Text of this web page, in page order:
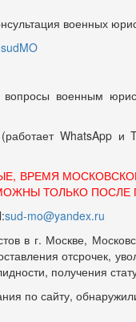
военных
вопросы военным
WhatsApp и
ВРЕМЯ
ТОЛЬКО ПОСЛЕ
sud-mo@yandex.ru
в г. Москве,
отсрочек,
получения
по сайту,